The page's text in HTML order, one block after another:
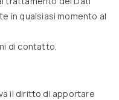
in qualsiasi momento al
di contatto.
il diritto di apportare